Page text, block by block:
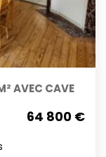
AVEC CAVE
64 800 €